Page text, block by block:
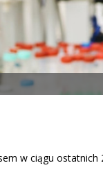
w ciągu ostatnich